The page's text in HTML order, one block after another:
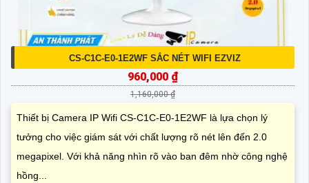
CS-C1C-E0-1E2WF SẮC NÉT WIFI EZVIZ
960,000 ₫
1,160,000 ₫
Thiết bị Camera IP Wifi CS-C1C-E0-1E2WF là lựa chọn lý
tưởng cho việc giám sát với chất lượng rõ nét lên đến 2.0
megapixel. Với khả năng nhìn rõ vào ban đêm nhờ công nghệ
hồng...